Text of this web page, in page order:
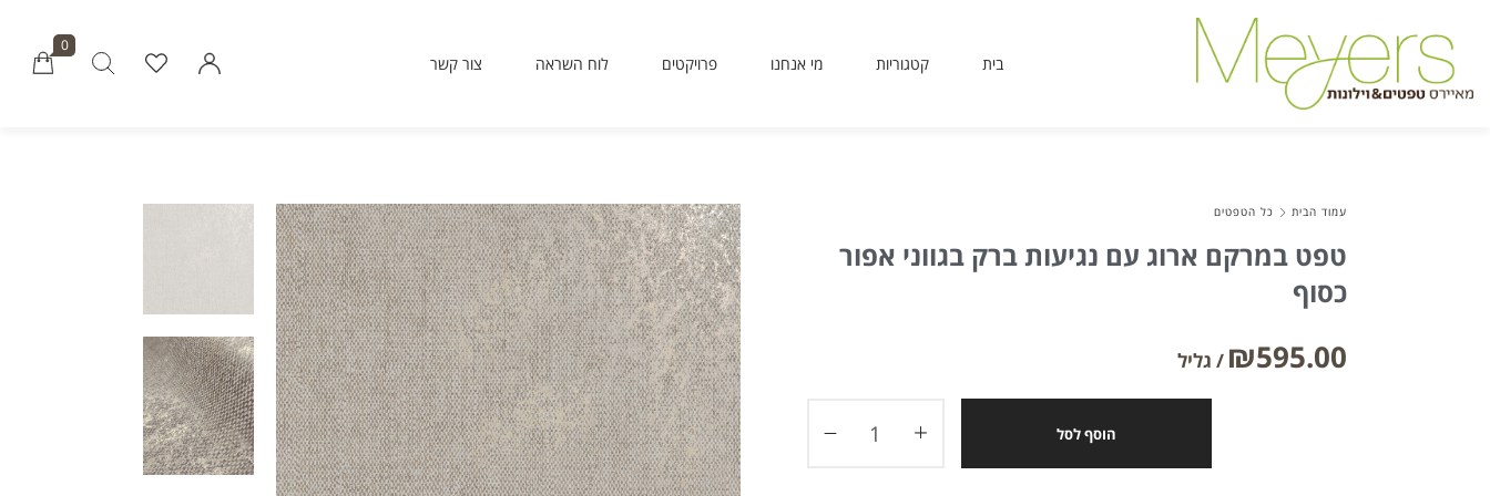
even hire freelancers. With an industry-leading
marketplace paired with an unlimited
subscription service, Envato helps creatives
like you get projects done faster.
About Envato
Careers
Community
Blog
בית קטגוריות מי אנחנו פרויקטים לוח השראה צור קשר
0
עמוד הבית כל הטפטים
טפט במרקם ארוג עם נגיעות ברק בגווני אפור
כסוף
₪595.00
הוסף לסל